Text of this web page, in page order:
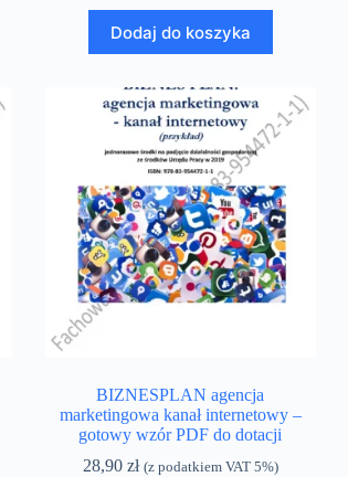
Dodaj do koszyka
BIZNESPLAN agencja
marketingowa kanał internetowy –
gotowy wzór PDF do dotacji
28,90 zł (z podatkiem VAT 5%)